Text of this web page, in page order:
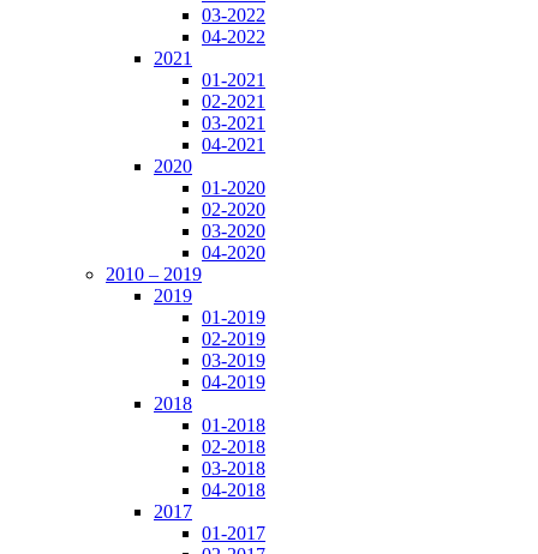
03-2022
04-2022
2021
01-2021
02-2021
03-2021
04-2021
2020
01-2020
02-2020
03-2020
04-2020
2010 – 2019
2019
01-2019
02-2019
03-2019
04-2019
2018
01-2018
02-2018
03-2018
04-2018
2017
01-2017